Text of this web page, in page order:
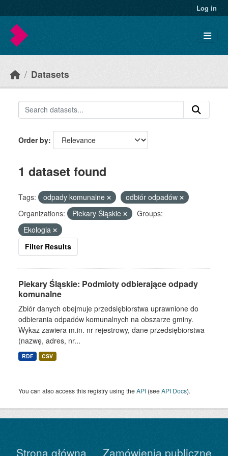
Log in
Datasets
Order by
1 dataset found
Tags: odpady komunalne
odbiór odpadów
Organizations:
Piekary Śląskie
Groups:
Ekologia
Filter Results
Piekary Śląskie: Podmioty odbierające odpady
komunalne
Zbiór danych obejmuje przedsiębiorstwa uprawnione do
odbierania odpadów komunalnych na obszarze gminy.
Wykaz zawiera m.in. nr rejestrowy, dane przedsiębiorstwa
(nazwę, adres, nr...
RDF CSV
You can also access this registry using theAPI (seeAPI Docs).
Strona główna Zamówienia publiczne